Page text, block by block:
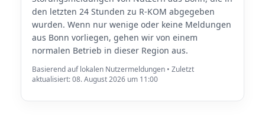
den letzten 24 Stunden zu R-KOM abgegeben
wurden. Wenn nur wenige oder keine Meldungen
aus Bonn vorliegen, gehen wir von einem
normalen Betrieb in dieser Region aus.
Basierend auf lokalen Nutzermeldungen • Zuletzt
aktualisiert: 08. August 2026 um 11:00